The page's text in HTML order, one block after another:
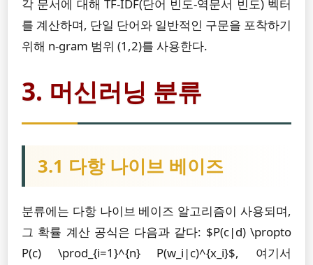
각 문서에 대해 TF-IDF(단어 빈도-역문서 빈도) 벡터
를 계산하며, 단일 단어와 일반적인 구문을 포착하기
위해 n-gram 범위 (1,2)를 사용한다.
3. 머신러닝 분류
3.1 다항 나이브 베이즈
분류에는 다항 나이브 베이즈 알고리즘이 사용되며,
그 확률 계산 공식은 다음과 같다: $P(c|d) \propto
P(c) \prod_{i=1}^{n} P(w_i|c)^{x_i}$, 여기서